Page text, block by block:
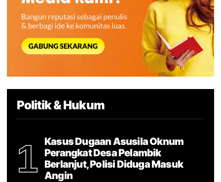
Politik & Hukum
1
Kasus Dugaan Asusila Oknum
Perangkat Desa Pelambik
Berlanjut, Polisi Diduga Masuk
Angin